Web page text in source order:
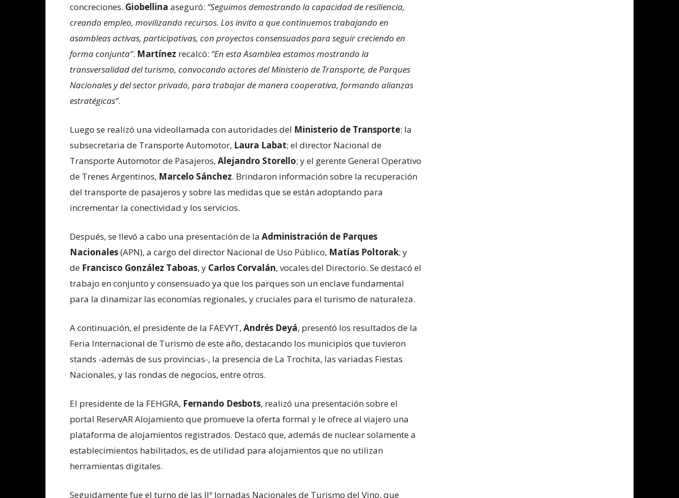
concreciones. Giobellina aseguró: “Seguimos demostrando la capacidad de resiliencia,
creando empleo, movilizando recursos. Los invito a que continuemos trabajando en
asambleas activas, participativas, con proyectos consensuados para seguir creciendo en
forma conjunta”. Martínez recalcó: “En esta Asamblea estamos mostrando la
transversalidad del turismo, convocando actores del Ministerio de Transporte, de Parques
Nacionales y del sector privado, para trabajar de manera cooperativa, formando alianzas
estratégicas”.
Luego se realizó una videollamada con autoridades del Ministerio de Transporte: la
subsecretaria de Transporte Automotor, Laura Labat; el director Nacional de
Transporte Automotor de Pasajeros, Alejandro Storello; y el gerente General Operativo
de Trenes Argentinos, Marcelo Sánchez. Brindaron información sobre la recuperación
del transporte de pasajeros y sobre las medidas que se están adoptando para
incrementar la conectividad y los servicios.
Después, se llevó a cabo una presentación de la Administración de Parques
Nacionales(APN), a cargo del director Nacional de Uso Público, Matías Poltorak; y
de Francisco González Taboas, y Carlos Corvalán, vocales del Directorio. Se destacó el
trabajo en conjunto y consensuado ya que los parques son un enclave fundamental
para la dinamizar las economías regionales, y cruciales para el turismo de naturaleza.
A continuación, el presidente de la FAEVYT, Andrés Deyá, presentó los resultados de la
Feria Internacional de Turismo de este año, destacando los municipios que tuvieron
stands -además de sus provincias-, la presencia de La Trochita, las variadas Fiestas
Nacionales, y las rondas de negocios, entre otros.
El presidente de la FEHGRA, Fernando Desbots, realizó una presentación sobre el
portal ReservAR Alojamiento que promueve la oferta formal y le ofrece al viajero una
plataforma de alojamientos registrados. Destacó que, además de nuclear solamente a
establecimientos habilitados, es de utilidad para alojamientos que no utilizan
herramientas digitales.
Seguidamente fue el turno de las IIº Jornadas Nacionales de Turismo del Vino, que